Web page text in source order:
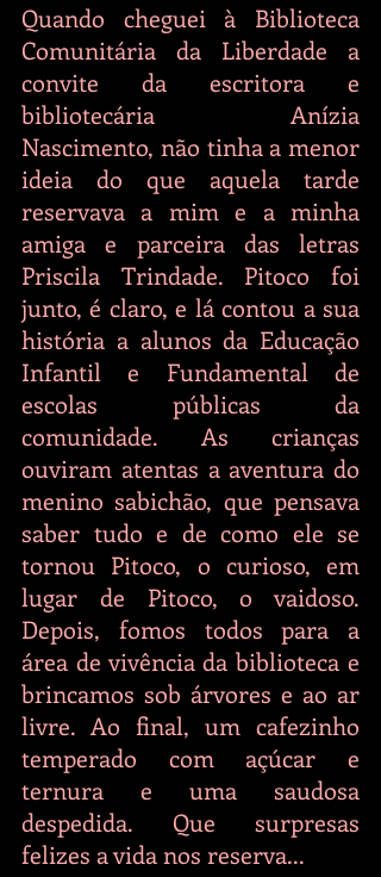
Quando cheguei à Biblioteca
Comunitária da Liberdade a
convite da escritora e
bibliotecária Anízia
Nascimento, não tinha a menor
ideia do que aquela tarde
reservava a mim e a minha
amiga e parceira das letras
Priscila Trindade. Pitoco foi
junto, é claro, e lá contou a sua
história a alunos da Educação
Infantil e Fundamental de
escolas públicas da
comunidade. As crianças
ouviram atentas a aventura do
menino sabichão, que pensava
saber tudo e de como ele se
tornou Pitoco, o curioso, em
lugar de Pitoco, o vaidoso.
Depois, fomos todos para a
área de vivência da biblioteca e
brincamos sob árvores e ao ar
livre. Ao final, um cafezinho
temperado com açúcar e
ternura e uma saudosa
despedida. Que surpresas
felizes a vida nos reserva...